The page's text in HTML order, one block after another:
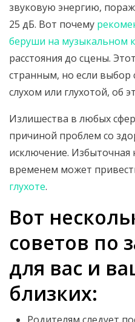
звуковую энергию,
25 дБ. Вот почему
беруши на музыкальном
расстояния до сцены.
странным, но если
слухом или глухотой, об
Излишества в любых
причиной проблем со
исключение. Избыточная
временем может
глухоте.
Вот
советов по
для вас и
близких: